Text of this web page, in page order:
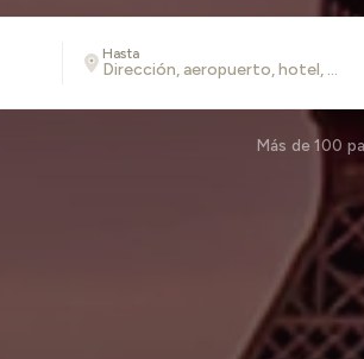
Hasta
Más de 100